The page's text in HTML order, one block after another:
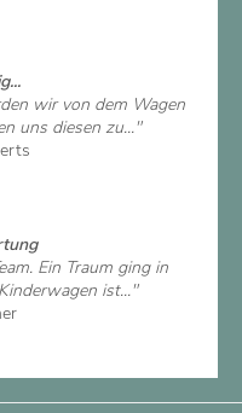
wir von dem Wagen
uns diesen zu..."
Ein Traum ging in
ist..."